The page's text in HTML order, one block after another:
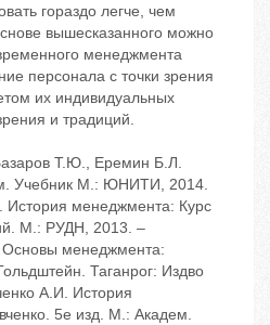
гораздо легче, чем
вышесказанного можно
менеджмента
персонала с точки зрения
их индивидуальных
и традиций.
Т.Ю., Еремин Б.Л.
Учебник М.: ЮНИТИ, 2014.
История менеджмента: Курс
М.: РУДН, 2013. –
менеджмента:
Таганрог: Издво
А.И. История
5е изд. М.: Академ.